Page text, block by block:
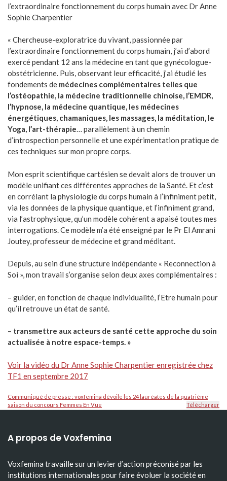
l’extraordinaire fonctionnement du corps humain avec Dr Anne
Sophie Charpentier
« Chercheuse-exploratrice du vivant, passionnée par
l’extraordinaire fonctionnement du corps humain, j’ai d’abord
exercé pendant 12 ans la médecine en tant que gynécologue-
obstétricienne. Puis, observant leur efficacité, j’ai étudié les
fondements de médecines complémentaires telles que
l’ostéopathie, la médecine traditionnelle chinoise, l’EMDR,
l’hypnose, la médecine quantique, les médecines
énergétiques, chamaniques, les massages, la méditation, le
Yoga, l’art-thérapie… parallèlement à un chemin
d’introspection personnelle et une expérimentation pratique de
ces techniques sur mon propre corps.
Mon esprit scientifique cartésien se devait alors de trouver un
modèle unifiant ces différentes approches de la Santé. Et c’est
en corrélant la physiologie du corps humain à l’infiniment petit,
via les données de la physique quantique, et l’infiniment grand,
via l’astrophysique, qu’un modèle cohérent a apaisé toutes mes
interrogations. Ce modèle m’a été enseigné par le Pr El Amrani
Joutey, professeur de médecine et grand méditant.
Depuis, au sein d’une structure indépendante « Reconnection à
Soi », mon travail s’organise selon deux axes complémentaires :
– guider, en fonction de chaque individualité, l’Etre humain pour
qu’il retrouve un état de santé.
– transmettre aux acteurs de santé cette approche du soin
actualisée à notre espace-temps. »
Voir la vidéo du Dr Anne Sophie Charpentier enregistrée chez
TF1 en septembre 2017
Communiqué de presse : voxfemina dévoile les 24 lauréates de la quatrième
saison du concours Femmes En Vue
Télécharger
A propos de Voxfemina
Voxfemina travaille sur un levier d’action préconisé par les
institutions internationales pour faire évoluer la société en